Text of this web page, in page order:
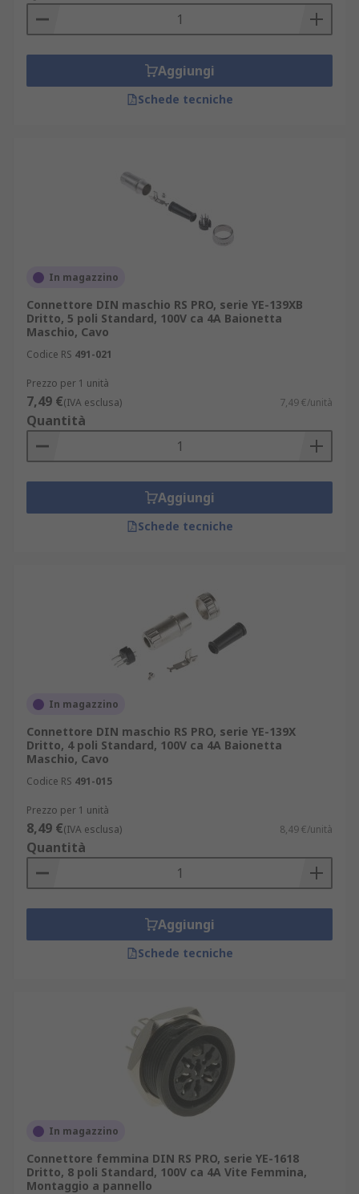
Mini DIN a 8 pin
Sono dotati di 3 pin nella parte superiore e
inferiore e 2 al centro. Sono comunemente
utilizzati su dispositivi video portatili e proiettori.
scheda e cavo-dispositivo. Sono utilizzati
principalmente in ambienti difficili.
Aggiungi
Schede tecniche
In magazzino
Connettore DIN maschio RS PRO, serie YE-139XB
Dritto, 5 poli Standard, 100V ca 4A Baionetta
Maschio, Cavo
Codice RS 491-021
Prezzo per 1 unità
7,49 €(IVA esclusa) 7,49 €/unità
Quantità
Aggiungi
Schede tecniche
In magazzino
Connettore DIN maschio RS PRO, serie YE-139X
Dritto, 4 poli Standard, 100V ca 4A Baionetta
Maschio, Cavo
Codice RS 491-015
Prezzo per 1 unità
8,49 €(IVA esclusa) 8,49 €/unità
Quantità
Aggiungi
Schede tecniche
In magazzino
Connettore femmina DIN RS PRO, serie YE-1618
Dritto, 8 poli Standard, 100V ca 4A Vite Femmina,
Montaggio a pannello